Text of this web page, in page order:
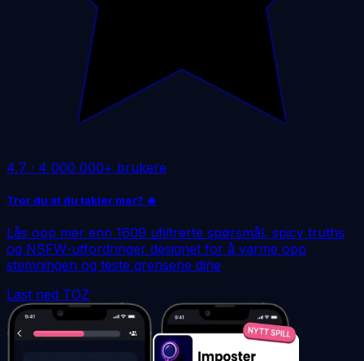
4,7 · 4 000 000+ brukere
Tror du at du takler mer? 🔥
Lås opp mer enn 1609 ufiltrerte spørsmål, spicy truths
og NSFW-utfordringer designet for å varme opp
stemningen og teste grensene dine
Last ned TOZ